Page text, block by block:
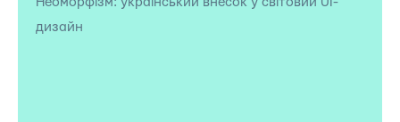
дизайн